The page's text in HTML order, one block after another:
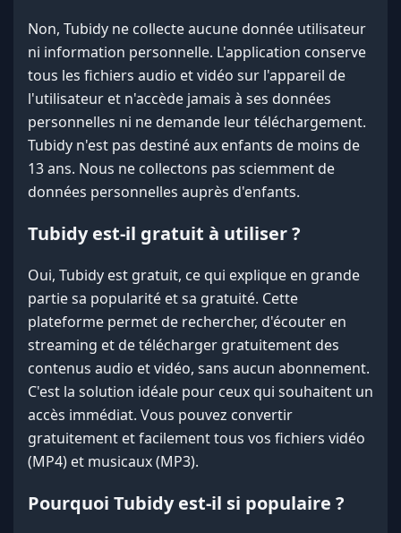
Non, Tubidy ne collecte aucune donnée utilisateur
ni information personnelle. L'application conserve
tous les fichiers audio et vidéo sur l'appareil de
l'utilisateur et n'accède jamais à ses données
personnelles ni ne demande leur téléchargement.
Tubidy n'est pas destiné aux enfants de moins de
13 ans. Nous ne collectons pas sciemment de
données personnelles auprès d'enfants.
Tubidy est-il gratuit à utiliser ?
Oui, Tubidy est gratuit, ce qui explique en grande
partie sa popularité et sa gratuité. Cette
plateforme permet de rechercher, d'écouter en
streaming et de télécharger gratuitement des
contenus audio et vidéo, sans aucun abonnement.
C'est la solution idéale pour ceux qui souhaitent un
accès immédiat. Vous pouvez convertir
gratuitement et facilement tous vos fichiers vidéo
(MP4) et musicaux (MP3).
Pourquoi Tubidy est-il si populaire ?